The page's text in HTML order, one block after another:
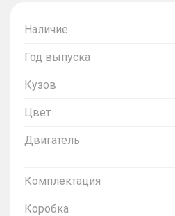
Наличие
Год выпуска
Кузов
Цвет
Двигатель
Комплектация
Коробка